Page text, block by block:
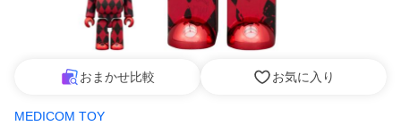
おまかせ比較 お気に入り
MEDICOM TOY